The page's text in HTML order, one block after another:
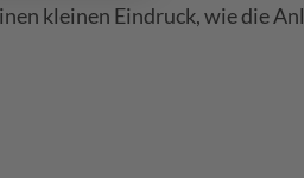
kleinen Eindruck, wie die